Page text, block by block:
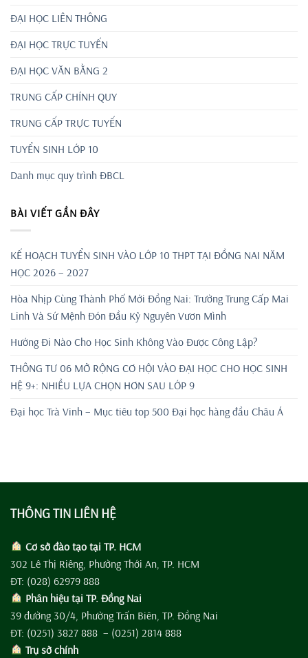
ĐẠI HỌC LIÊN THÔNG
ĐẠI HỌC TRỰC TUYẾN
ĐẠI HỌC VĂN BẰNG 2
TRUNG CẤP CHÍNH QUY
TRUNG CẤP TRỰC TUYẾN
TUYỂN SINH LỚP 10
Danh mục quy trình ĐBCL
BÀI VIẾT GẦN ĐÂY
KẾ HOẠCH TUYỂN SINH VÀO LỚP 10 THPT TẠI ĐỒNG NAI NĂM
HỌC 2026 – 2027
Hòa Nhịp Cùng Thành Phố Mới Đồng Nai: Trường Trung Cấp Mai
Linh Và Sứ Mệnh Đón Đầu Kỷ Nguyên Vươn Mình
Hướng Đi Nào Cho Học Sinh Không Vào Được Công Lập?
THÔNG TƯ 06 MỞ RỘNG CƠ HỘI VÀO ĐẠI HỌC CHO HỌC SINH
HỆ 9+: NHIỀU LỰA CHỌN HƠN SAU LỚP 9
Đại học Trà Vinh – Mục tiêu top 500 Đại học hàng đầu Châu Á
THÔNG TIN LIÊN HỆ
Cơ sở đào tạo tại TP. HCM
302 Lê Thị Riêng, Phường Thới An, TP. HCM
ĐT: (028) 62979 888
Phân hiệu tại TP. Đồng Nai
39 đường 30/4, Phường Trấn Biên, TP. Đồng Nai
ĐT: (0251) 3827 888 – (0251) 2814 888
Trụ sở chính